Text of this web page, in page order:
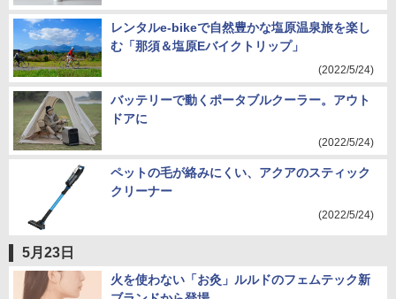
レンタルe-bikeで自然豊かな塩原温泉旅を楽し
む「那須＆塩原Eバイクトリップ」
(2022/5/24)
バッテリーで動くポータブルクーラー。アウト
ドアに
(2022/5/24)
ペットの毛が絡みにくい、アクアのスティック
クリーナー
(2022/5/24)
5月23日
火を使わない「お灸」ルルドのフェムテック新